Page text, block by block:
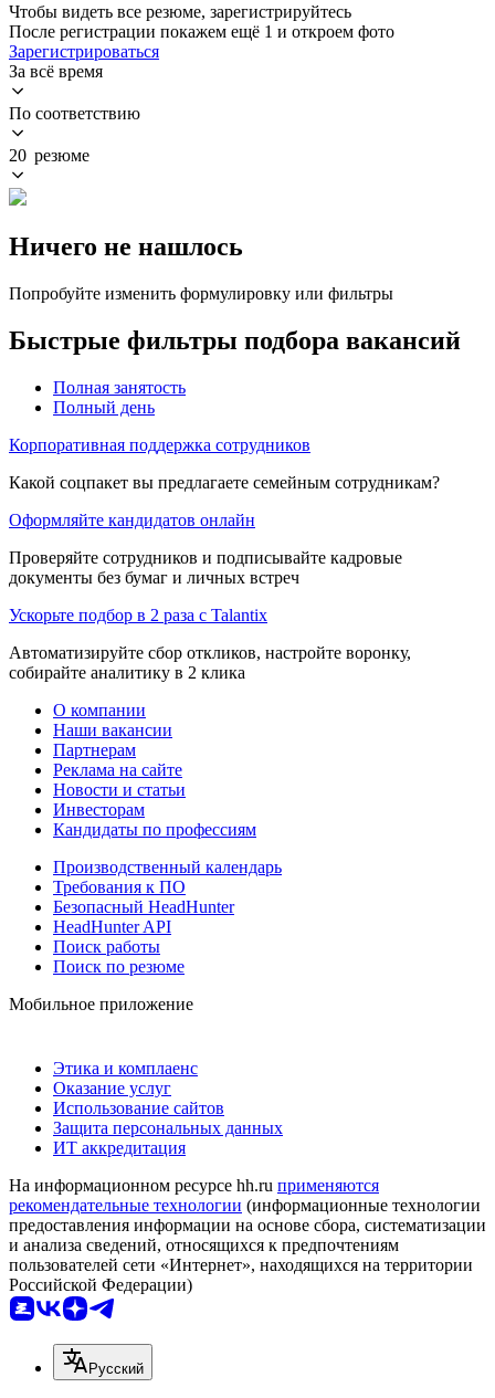
Чтобы видеть все резюме, зарегистрируйтесь
После регистрации покажем ещё 1 и откроем фото
Зарегистрироваться
За всё время
По соответствию
20 резюме
Ничего не нашлось
Попробуйте изменить формулировку или фильтры
Быстрые фильтры подбора вакансий
Полная занятость
Полный день
Корпоративная поддержка сотрудников
Какой соцпакет вы предлагаете семейным сотрудникам?
Оформляйте кандидатов онлайн
Проверяйте сотрудников и подписывайте кадровые
документы без бумаг и личных встреч
Ускорьте подбор в 2 раза с Talantix
Автоматизируйте сбор откликов, настройте воронку,
собирайте аналитику в 2 клика
О компании
Наши вакансии
Партнерам
Реклама на сайте
Новости и статьи
Инвесторам
Кандидаты по профессиям
Производственный календарь
Требования к ПО
Безопасный HeadHunter
HeadHunter API
Поиск работы
Поиск по резюме
Мобильное приложение
Этика и комплаенс
Оказание услуг
Использование сайтов
Защита персональных данных
ИТ аккредитация
На информационном ресурсе hh.ru применяются
рекомендательные технологии (информационные технологии
предоставления информации на основе сбора, систематизации
и анализа сведений, относящихся к предпочтениям
пользователей сети «Интернет», находящихся на территории
Российской Федерации)
Русский